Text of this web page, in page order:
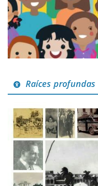
Raíces profundas